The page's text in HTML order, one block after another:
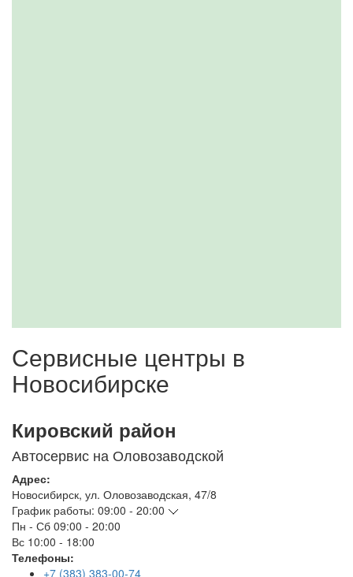
Сервисные центры в
Новосибирске
Кировский район
Автосервис на Оловозаводской
Адрес:
Новосибирск, ул. Оловозаводская, 47/8
График работы: 09:00 - 20:00
Пн - Сб 09:00 - 20:00
Вс 10:00 - 18:00
Телефоны:
+7 (383) 383-00-74